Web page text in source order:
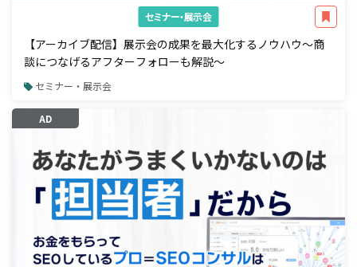
セミナー・展示会
【アーカイブ配信】展示会の成果を最大化するノウハウ～商
談につなげるアフターフォローも解説～
セミナー・展示会
AD